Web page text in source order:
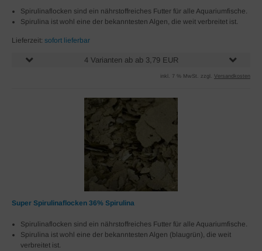
Spirulinaflocken sind ein nährstoffreiches Futter für alle Aquariumfische.
Spirulina ist wohl eine der bekanntesten Algen, die weit verbreitet ist.
Lieferzeit: sofort lieferbar
4 Varianten ab ab 3,79 EUR
inkl. 7 % MwSt. zzgl. Versandkosten
Super Spirulinaflocken 36% Spirulina
Spirulinaflocken sind ein nährstoffreiches Futter für alle Aquariumfische.
Spirulina ist wohl eine der bekanntesten Algen (blaugrün), die weit
verbreitet ist.